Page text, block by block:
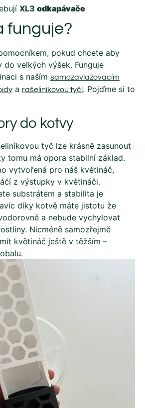
XL3 odkapávače
funguje?
pokud chcete aby
velkých výšek. Funguje
s naším samozavlažovacím
a rašeliníkovou tyčí. Pojďme si to
do kotvy
tyč lze krásně zasunout
tomu má opora stabilní základ.
vytvořená pro náš květináč,
z výstupky v květináči.
substrátem a stabilita je
díky kotvě máte jistotu že
a nebude vychylovat
Nicméně samozřejmě
květináč ještě v těžším –